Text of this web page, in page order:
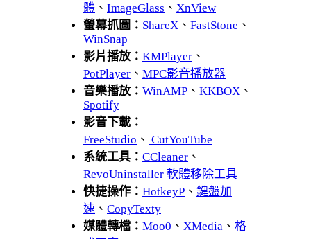
體 、 ImageGlass 、 XnView
螢幕抓圖： ShareX 、 FastStone 、
WinSnap
影片播放： KMPlayer 、
PotPlayer 、 MPC影音播放器
音樂播放： WinAMP 、 KKBOX 、
Spotify
影音下載：
FreeStudio 、 CutYouTube
系統工具： CCleaner 、
RevoUninstaller 軟體移除工具
快捷操作： HotkeyP 、 鍵盤加
速 、 CopyTexty
媒體轉檔： Moo0 、 XMedia 、 格